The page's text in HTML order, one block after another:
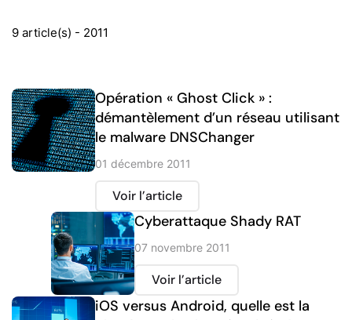
9 article(s) - 2011
Opération « Ghost Click » :
démantèlement d’un réseau utilisant
le malware DNSChanger
01 décembre 2011
Voir l’article
Cyberattaque Shady RAT
07 novembre 2011
Voir l’article
iOS versus Android, quelle est la